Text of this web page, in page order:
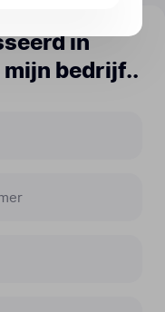
in
bedrijf..